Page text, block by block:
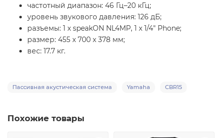
частотный диапазон: 46 Гц–20 кГц;
уровень звукового давления: 126 дБ;
разъемы: 1 x speakON NL4MP, 1 x 1/4" Phone;
размер: 455 х 700 х 378 мм;
вес: 17.7 кг.
Пассивная акустическая система Yamaha CBR15
Похожие товары